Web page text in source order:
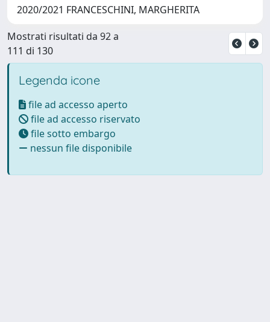
2020/2021 FRANCESCHINI, MARGHERITA
Mostrati risultati da 92 a
111 di 130
Legenda icone
file ad accesso aperto
file ad accesso riservato
file sotto embargo
nessun file disponibile